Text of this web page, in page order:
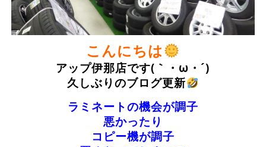
こんにちは
アップ伊那店です(｀・ω・´)
久しぶりのブログ更新
ラミネートの機会が調子
悪かったり
コピー機が調子